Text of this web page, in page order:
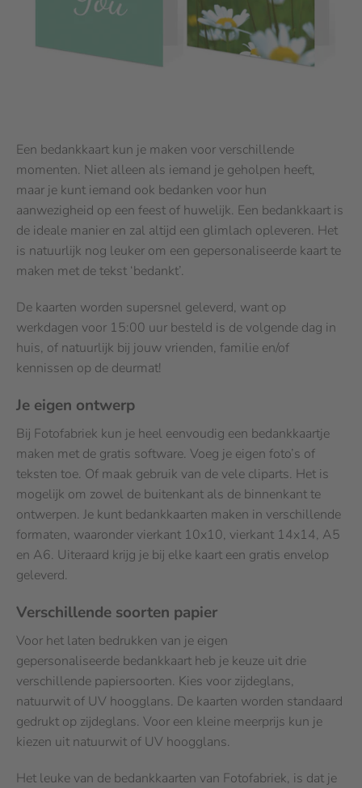
Een bedankkaart kun je maken voor verschillende
momenten. Niet alleen als iemand je geholpen heeft,
maar je kunt iemand ook bedanken voor hun
aanwezigheid op een feest of huwelijk. Een bedankkaart is
de ideale manier en zal altijd een glimlach opleveren. Het
is natuurlijk nog leuker om een gepersonaliseerde kaart te
maken met de tekst ‘bedankt’.
De kaarten worden supersnel geleverd, want op
werkdagen voor 15:00 uur besteld is de volgende dag in
huis, of natuurlijk bij jouw vrienden, familie en/of
kennissen op de deurmat!
Je eigen ontwerp
Bij Fotofabriek kun je heel eenvoudig een bedankkaartje
maken met de gratis software. Voeg je eigen foto’s of
teksten toe. Of maak gebruik van de vele cliparts. Het is
mogelijk om zowel de buitenkant als de binnenkant te
ontwerpen. Je kunt bedankkaarten maken in verschillende
formaten, waaronder vierkant 10x10, vierkant 14x14, A5
en A6. Uiteraard krijg je bij elke kaart een gratis envelop
geleverd.
Verschillende soorten papier
Voor het laten bedrukken van je eigen
gepersonaliseerde bedankkaart heb je keuze uit drie
verschillende papiersoorten. Kies voor zijdeglans,
natuurwit of UV hoogglans. De kaarten worden standaard
gedrukt op zijdeglans. Voor een kleine meerprijs kun je
kiezen uit natuurwit of UV hoogglans.
Het leuke van de bedankkaarten van Fotofabriek, is dat je